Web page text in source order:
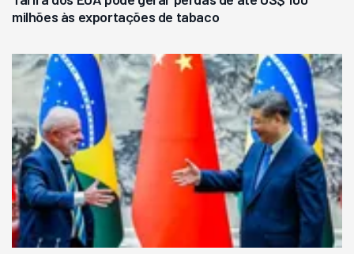
milhões às exportações de tabaco